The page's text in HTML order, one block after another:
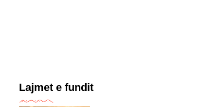
Lajmet e fundit